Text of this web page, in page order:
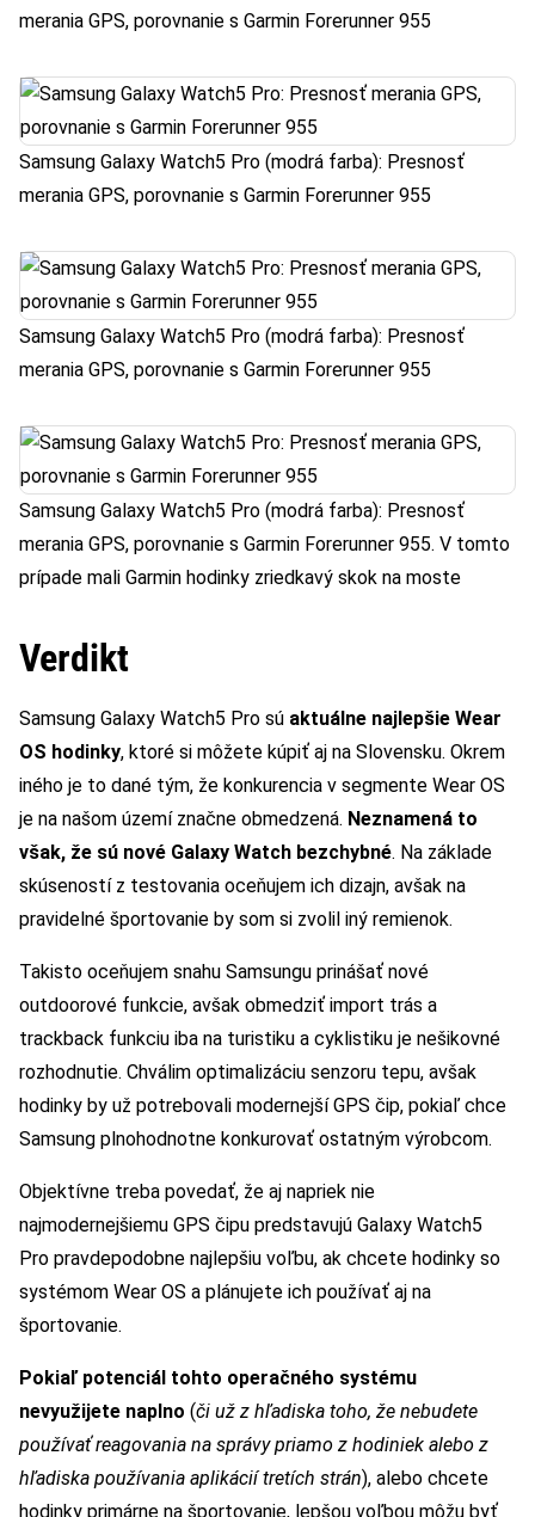
merania GPS, porovnanie s Garmin Forerunner 955
Samsung Galaxy Watch5 Pro (modrá farba): Presnosť
merania GPS, porovnanie s Garmin Forerunner 955
Samsung Galaxy Watch5 Pro (modrá farba): Presnosť
merania GPS, porovnanie s Garmin Forerunner 955
Samsung Galaxy Watch5 Pro (modrá farba): Presnosť
merania GPS, porovnanie s Garmin Forerunner 955. V tomto
prípade mali Garmin hodinky zriedkavý skok na moste
Verdikt
Samsung Galaxy Watch5 Pro sú aktuálne najlepšie Wear
OS hodinky, ktoré si môžete kúpiť aj na Slovensku. Okrem
iného je to dané tým, že konkurencia v segmente Wear OS
je na našom území značne obmedzená. Neznamená to
však, že sú nové Galaxy Watch bezchybné. Na základe
skúseností z testovania oceňujem ich dizajn, avšak na
pravidelné športovanie by som si zvolil iný remienok.
Takisto oceňujem snahu Samsungu prinášať nové
outdoorové funkcie, avšak obmedziť import trás a
trackback funkciu iba na turistiku a cyklistiku je nešikovné
rozhodnutie. Chválim optimalizáciu senzoru tepu, avšak
hodinky by už potrebovali modernejší GPS čip, pokiaľ chce
Samsung plnohodnotne konkurovať ostatným výrobcom.
Objektívne treba povedať, že aj napriek nie
najmodernejšiemu GPS čipu predstavujú Galaxy Watch5
Pro pravdepodobne najlepšiu voľbu, ak chcete hodinky so
systémom Wear OS a plánujete ich používať aj na
športovanie.
Pokiaľ potenciál tohto operačného systému
nevyužijete naplno (či už z hľadiska toho, že nebudete
používať reagovania na správy priamo z hodiniek alebo z
hľadiska používania aplikácií tretích strán), alebo chcete
hodinky primárne na športovanie, lepšou voľbou môžu byť